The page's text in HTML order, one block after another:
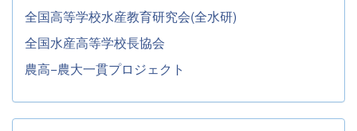
全国高等学校水産教育研究会(全水研)
全国水産高等学校長協会
農高−農大一貫プロジェクト